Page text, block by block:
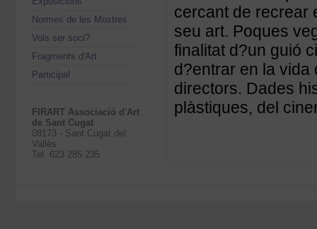
Normes de les Mostres
Vols ser soci?
Fragments d'Art
Participa!
FIRART Associació d'Art
de Sant Cugat
08173 - Sant Cugat del
Vallès
Tel. 623 285 235
cercant de recrear
seu art. Poques
finalitat d?un guió
d?entrar en la vida
directors. Dades
plàstiques, del